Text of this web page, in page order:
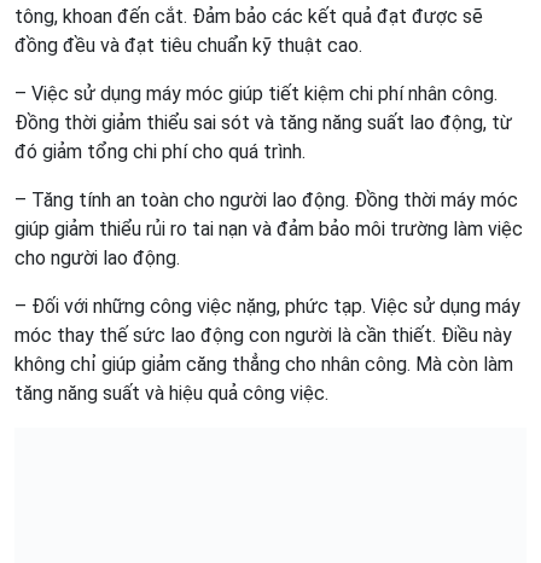
tông, khoan đến cắt. Đảm bảo các kết quả đạt được sẽ
đồng đều và đạt tiêu chuẩn kỹ thuật cao.
– Việc sử dụng máy móc giúp tiết kiệm chi phí nhân công.
Đồng thời giảm thiểu sai sót và tăng năng suất lao động, từ
đó giảm tổng chi phí cho quá trình.
– Tăng tính an toàn cho người lao động. Đồng thời máy móc
giúp giảm thiểu rủi ro tai nạn và đảm bảo môi trường làm việc
cho người lao động.
– Đối với những công việc nặng, phức tạp. Việc sử dụng máy
móc thay thế sức lao động con người là cần thiết. Điều này
không chỉ giúp giảm căng thẳng cho nhân công. Mà còn làm
tăng năng suất và hiệu quả công việc.